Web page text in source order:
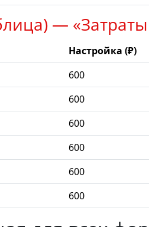
—
Настройка (₽)
600
600
600
600
600
600